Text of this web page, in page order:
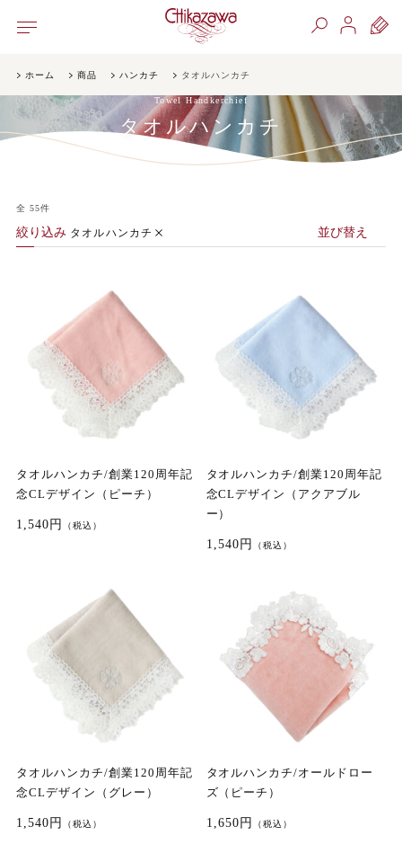
ホーム 商品 ハンカチ タオルハンカチ
Towel Handkerchief
タオルハンカチ
全 55件
絞り込み タオルハンカチ 並び替え
タオルハンカチ/創業120周年記
念CLデザイン（ピーチ）
1,540円 （税込）
タオルハンカチ/創業120周年記
念CLデザイン（アクアブル
ー）
1,540円 （税込）
タオルハンカチ/創業120周年記
念CLデザイン（グレー）
1,540円 （税込）
タオルハンカチ/オールドロー
ズ（ピーチ）
1,650円 （税込）